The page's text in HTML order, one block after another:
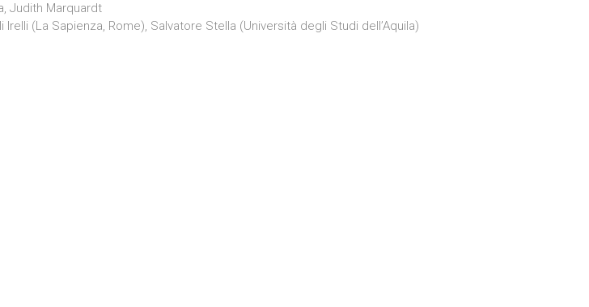
Judith Marquardt
(La Sapienza, Rome), Salvatore Stella (Università degli Studi dell’Aquila)